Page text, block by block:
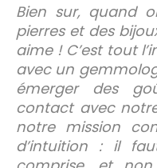
Bien sur, quand
pierres et des
aime ! C’est tout
avec un
émerger des
contact avec
notre mission
d’intuition : il